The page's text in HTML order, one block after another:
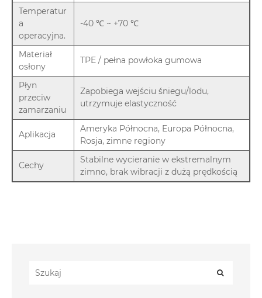
Temperatur
a
operacyjna.
-40 ℃ ~ +70 ℃
Materiał
osłony
TPE / pełna powłoka gumowa
Płyn
przeciw
zamarzaniu
Zapobiega wejściu śniegu/lodu,
utrzymuje elastyczność
Aplikacja
Ameryka Północna, Europa Północna,
Rosja, zimne regiony
Cechy
Stabilne wycieranie w ekstremalnym
zimno, brak wibracji z dużą prędkością